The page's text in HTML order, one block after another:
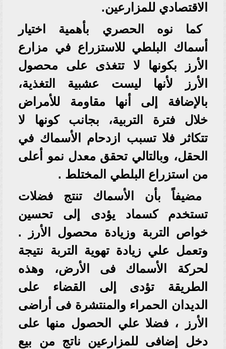
الاقتصادي للمزارعين.
كما نوه الحصري بأهمية اختيار
أسماك البلطي للاستزراع في مزارع
الأرز بكونها لا تتغذى على محصول
الأرز لأنها ليست عشبية التغذية،
بالإضافة إلى أنها مقاومة للأمراض
خلال فترة التربية، بجانب كونها لا
تتكاثر فلا تسبب ازدحام الأسماك في
الحقل، وبالتالي تحقق معدل نمو أعلى
من استزراع البلطي المختلط .
مضيفاً بأن الأسماك تنتج فضلات
تستخدم كسماد يؤدى إلى تحسين
خواص التربة وزيادة محصول الأرز .
وتعمل علي زيادة تهوية التربة نتيجة
لحركة الأسماك فى الأرض، وهذه
الطريقة تؤدى إلى القضاء على
الديدان الحمراء والمنتشرة فى أراضى
الأرز ، فضلا علي الحصول منها على
دخل إضافى للمزارعين ناتج من بيع